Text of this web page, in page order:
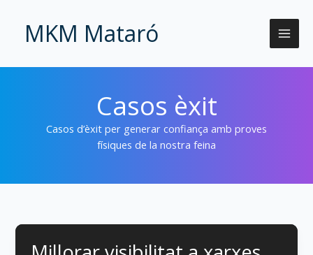
contingutMKM Mataró
Casos èxit
Casos d’èxit per generar confiança amb proves
físiques de la nostra feina